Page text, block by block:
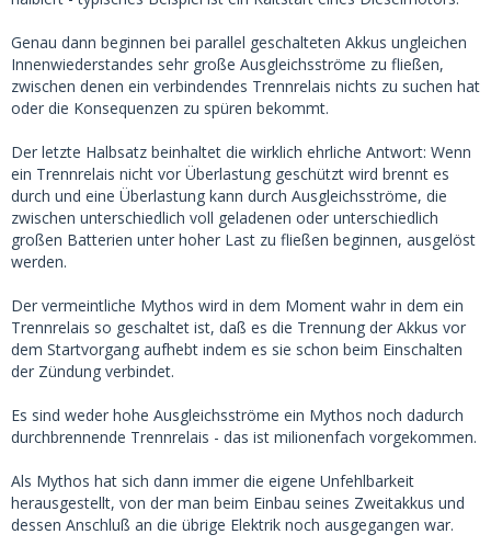
Genau dann beginnen bei parallel geschalteten Akkus ungleichen
Innenwiederstandes sehr große Ausgleichsströme zu fließen,
zwischen denen ein verbindendes Trennrelais nichts zu suchen hat
oder die Konsequenzen zu spüren bekommt.
Der letzte Halbsatz beinhaltet die wirklich ehrliche Antwort: Wenn
ein Trennrelais nicht vor Überlastung geschützt wird brennt es
durch und eine Überlastung kann durch Ausgleichsströme, die
zwischen unterschiedlich voll geladenen oder unterschiedlich
großen Batterien unter hoher Last zu fließen beginnen, ausgelöst
werden.
Der vermeintliche Mythos wird in dem Moment wahr in dem ein
Trennrelais so geschaltet ist, daß es die Trennung der Akkus vor
dem Startvorgang aufhebt indem es sie schon beim Einschalten
der Zündung verbindet.
Es sind weder hohe Ausgleichsströme ein Mythos noch dadurch
durchbrennende Trennrelais - das ist milionenfach vorgekommen.
Als Mythos hat sich dann immer die eigene Unfehlbarkeit
herausgestellt, von der man beim Einbau seines Zweitakkus und
dessen Anschluß an die übrige Elektrik noch ausgegangen war.